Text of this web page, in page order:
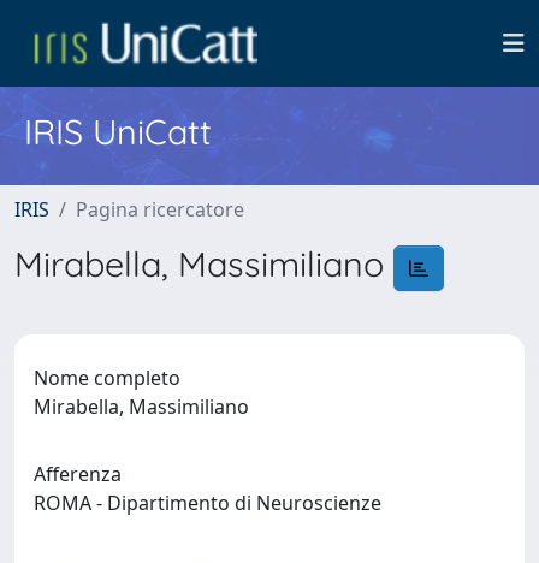
IRIS UniCatt
IRIS Pagina ricercatore
Mirabella, Massimiliano
Nome completo
Mirabella, Massimiliano
Afferenza
ROMA - Dipartimento di Neuroscienze